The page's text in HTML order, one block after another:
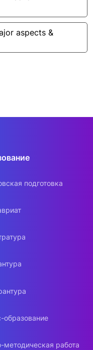
aspects &
подготовка
образование
методическая работа